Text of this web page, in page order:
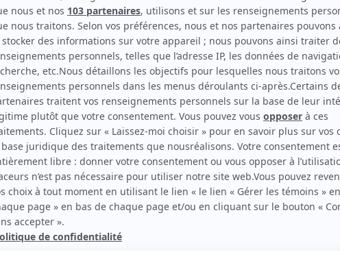
Complexe G(Liza)
Chabotte et fille(Marion Hébert)